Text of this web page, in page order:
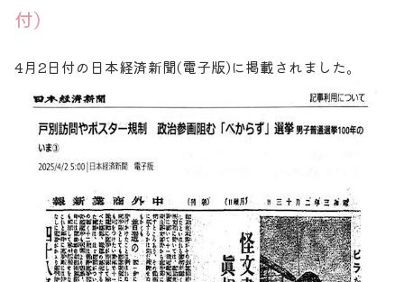
付)
4月2日付の日本経済新聞(電子版)に掲載されました。